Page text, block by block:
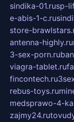
sindika-01.rusp-
e-abis-1-c.ru
store-
antenna-highly.ru
3-sex-porn.ru
viagra-tablet.ru
fincontech.ru
rebus-toys.ru
medsprawo-4-
zajmy24.ru